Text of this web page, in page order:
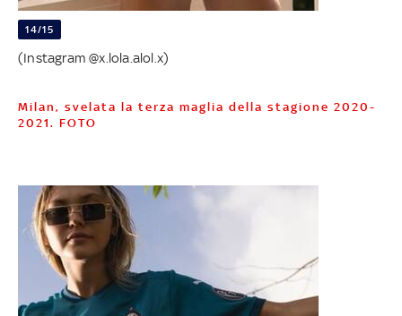
14/15
(Instagram @x.lola.alol.x)
Milan, svelata la terza maglia della stagione 2020-
2021. FOTO